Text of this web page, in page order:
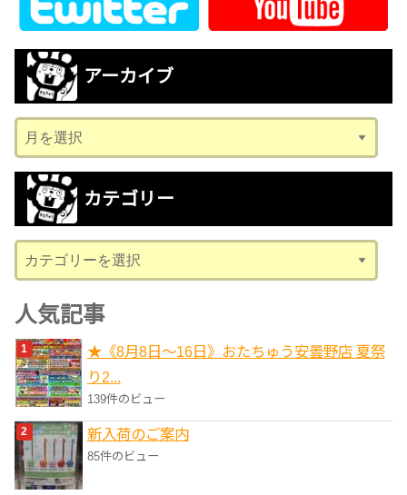
アーカイブ
ー
カ
ブ
カテゴリー
テ
ゴ
リ
ー
人気記事
★《8月8日～16日》おたちゅう安曇野店 夏祭
り2...
139件のビュー
新入荷のご案内
85件のビュー